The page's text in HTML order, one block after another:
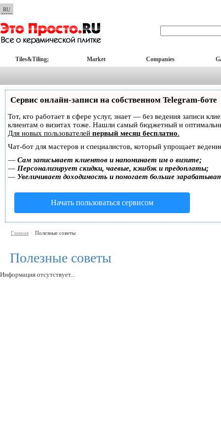
RU
Tiles&Tiling; Market Companies
Сервис онлайн-записи на собственном Telegram-боте
Тот, кто работает в сфере услуг, знает — без ведения записи
клиентам о визитах тоже. Нашли самый бюджетный и
Для новых пользователей первый месяц бесплатно.
Чат-бот для мастеров и специалистов, который упрощает
— Сам записывает клиентов и напоминает им о визите;
— Персонализирует скидки, чаевые, кэшбэк и предоплаты;
— Увеличивает доходимость и помогает больше
Начать пользоваться сервисом
Главная \ Полезные советы
Полезные советы
Информация отсутствует...